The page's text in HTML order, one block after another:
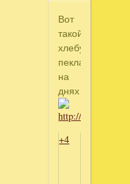
Вот
такой
хлебушек
пекла
на
днях
+4